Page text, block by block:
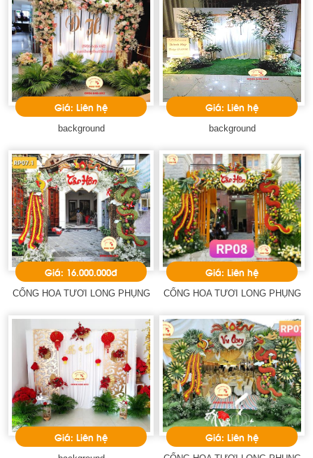
Giá: Liên hệ
background
Giá: Liên hệ
background
Giá: 16.000.000đ
CỔNG HOA TƯƠI LONG PHỤNG
Giá: Liên hệ
CỔNG HOA TƯƠI LONG PHỤNG
Giá: Liên hệ Giá: Liên hệ